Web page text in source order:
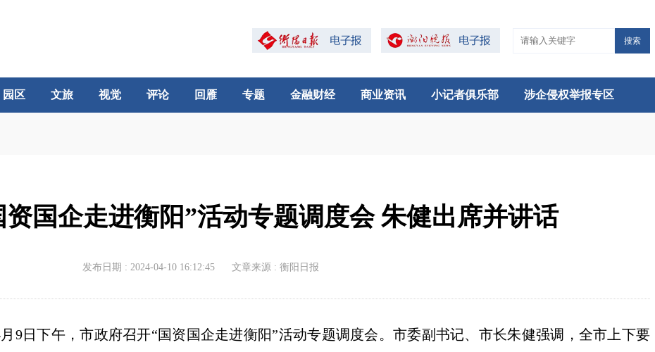
搜索
园区 文旅 视觉 评论 回雁 专题 金融财经 商业资讯 小记者俱乐部 涉企侵权举报专区
国企走进衡阳”活动专题调度会 朱健出席并讲话
发布日期 : 2024-04-10 16:12:45 文章来源 : 衡阳日报
9日下午，市政府召开“国资国企走进衡阳”活动专题调度会。市委副书记、市长朱健强调，全市上下要